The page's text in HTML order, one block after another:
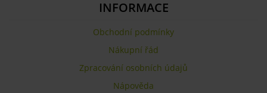
INFORMACE
Obchodní podmínky
Nákupní řád
Zpracování osobních údajů
Nápověda